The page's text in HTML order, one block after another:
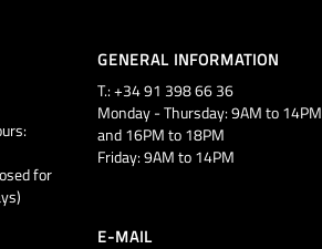
for
GENERAL INFORMATION
T.: +34 91 398 66 36
Monday - Thursday: 9AM to 14PM
and 16PM to 18PM
Friday: 9AM to 14PM
E-MAIL